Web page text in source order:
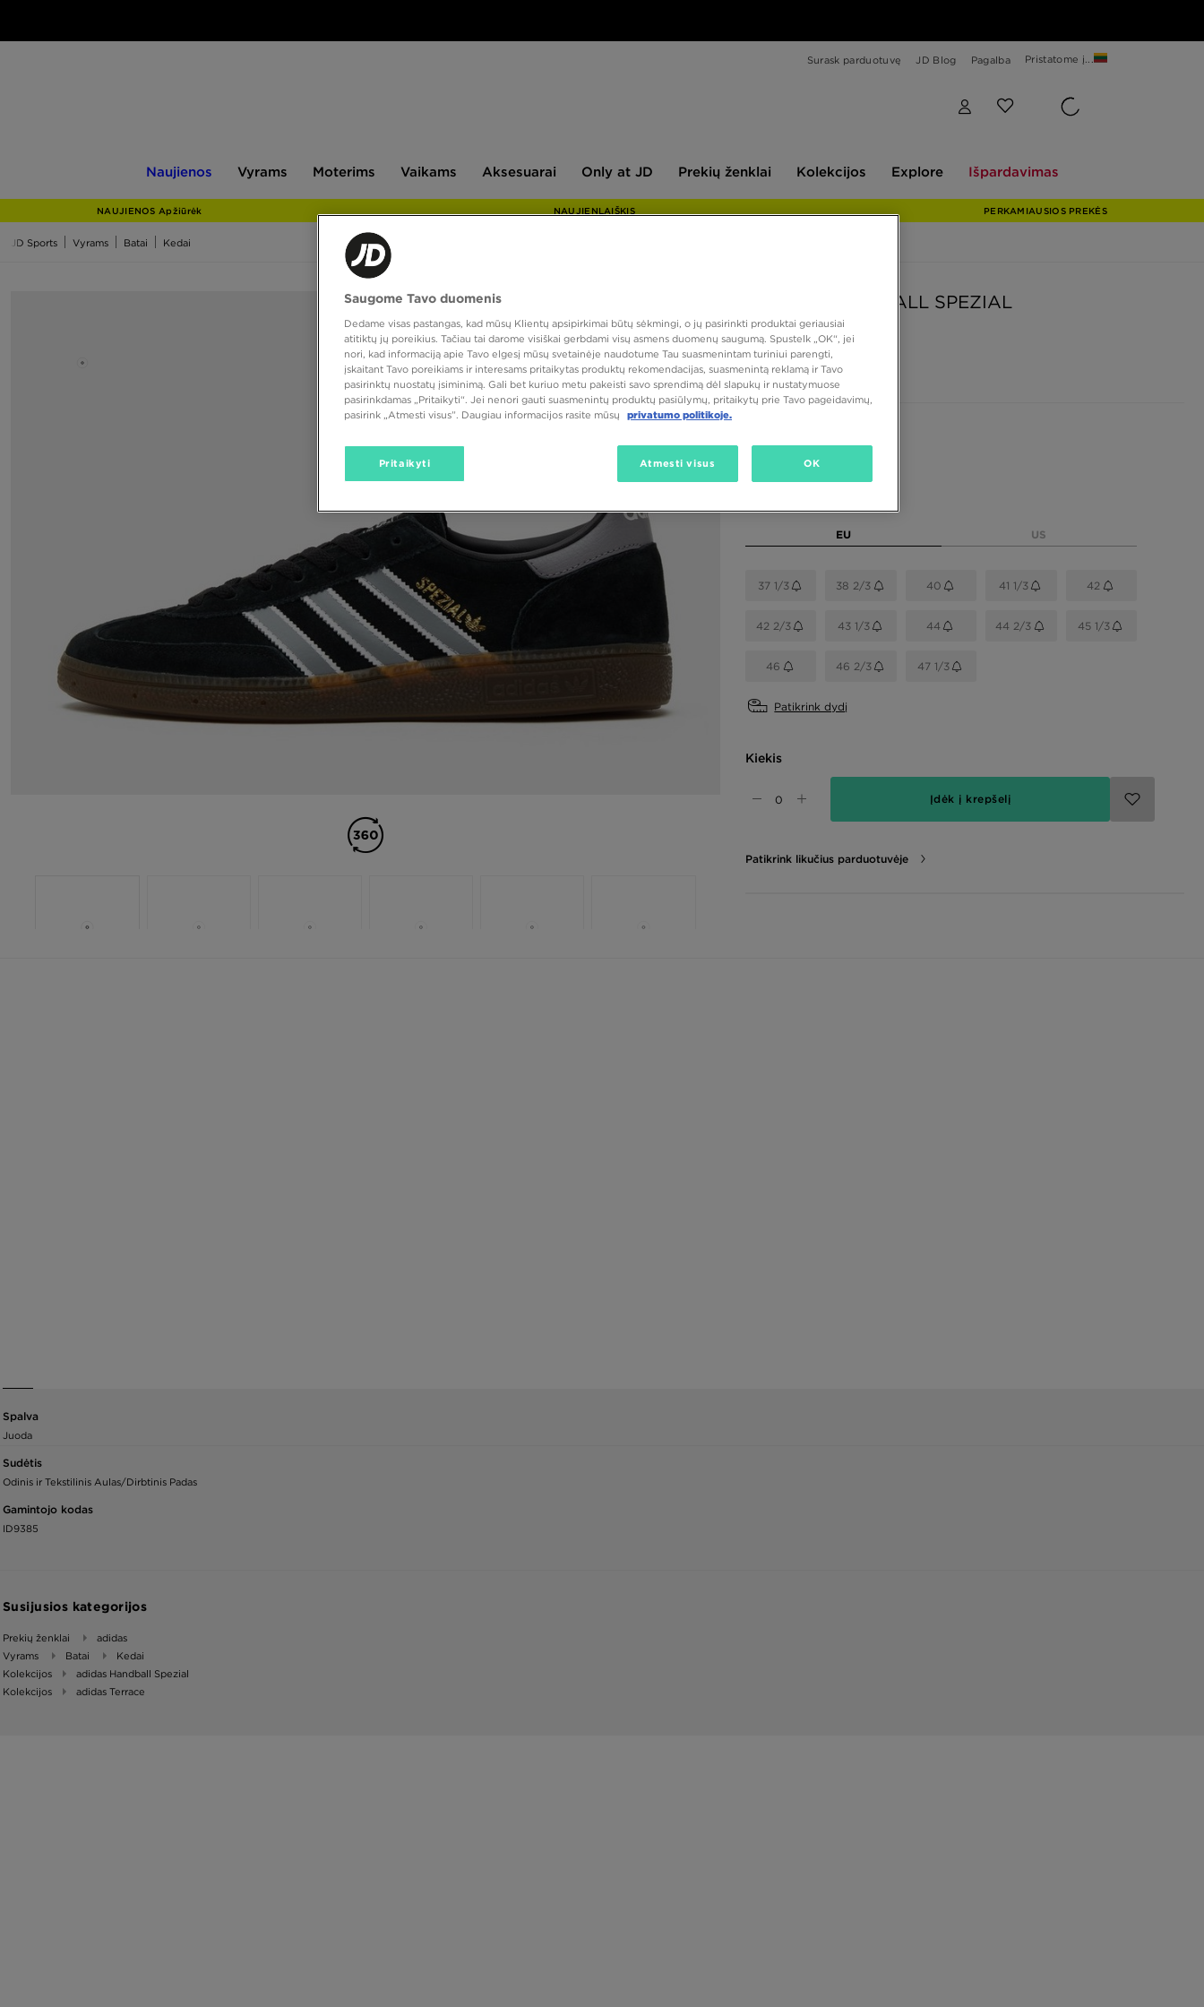
Surask parduotuvę JD Blog Pagalba Pristatome į...
Naujienos Vyrams Moterims Vaikams Aksesuarai
JD
Only at JD
ženklai
Prekių ženklai Kolekcijos Explore Išpardavimas
NAUJIENOS Apžiūrėk NAUJIENLAIŠKIS PERKAMIAUSIOS PREKĖS
JD Sports Vyrams Batai Kedai
ADIDAS HANDBALL SPEZIAL
46,00 €
EU US
37 1/3 38 2/3 40 41 1/3 42
42 2/3 43 1/3 44 44 2/3 45 1/3
46 46 2/3 47 1/3
Patikrink dydį
Kiekis
Įdėk į krepšelį
Patikrink likučius parduotuvėje
Spalva
Juoda
Sudėtis
Odinis ir Tekstilinis Aulas/Dirbtinis Padas
Gamintojo kodas
ID9385
Susijusios kategorijos
Prekių ženklai
adidas
Vyrams
Batai
Kedai
Kolekcijos
adidas Handball Spezial
Kolekcijos
adidas Terrace
Saugome Tavo duomenis
Dedame visas pastangas, kad mūsų Klientų apsipirkimai būtų sėkmingi, o jų pasirinkti produktai geriausiai
atitiktų jų poreikius. Tačiau tai darome visiškai gerbdami visų asmens duomenų saugumą. Spustelk „OK“, jei
nori, kad informaciją apie Tavo elgesį mūsų svetainėje naudotume Tau suasmenintam turiniui parengti,
įskaitant Tavo poreikiams ir interesams pritaikytas produktų rekomendacijas, suasmenintą reklamą ir Tavo
pasirinktų nuostatų įsiminimą. Gali bet kuriuo metu pakeisti savo sprendimą dėl slapukų ir nustatymuose
pasirinkdamas „Pritaikyti“. Jei nenori gauti suasmenintų produktų pasiūlymų, pritaikytų prie Tavo pageidavimų,
pasirink „Atmesti visus”. Daugiau informacijos rasite mūsų
privatumo politikoje.
Pritaikyti Atmesti visus OK